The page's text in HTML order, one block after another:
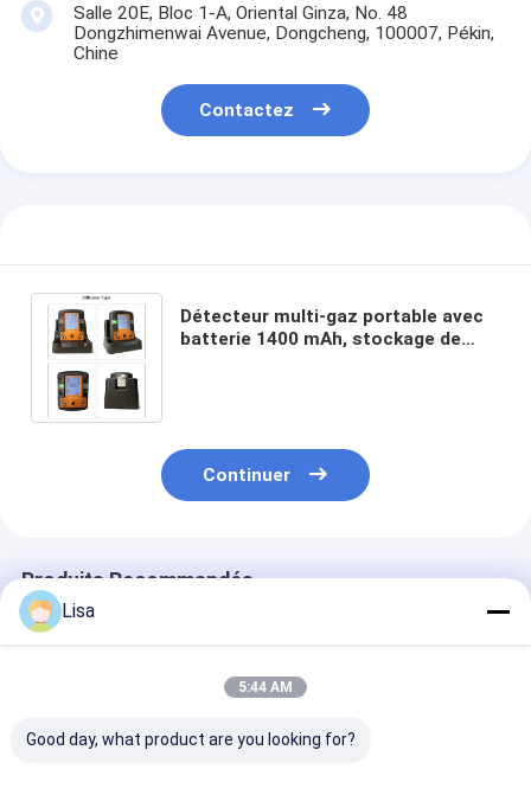
Salle 20E, Bloc 1-A, Oriental Ginza, No. 48
Dongzhimenwai Avenue, Dongcheng, 100007, Pékin,
Chine
Contactez
Détecteur multi-gaz portable avec
batterie 1400 mAh, stockage de
Continuer
Produits Recommandés
Lisa
5:44 AM
Good day, what product are you looking for?